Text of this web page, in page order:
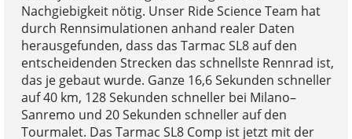
Nachgiebigkeit nötig. Unser Ride Science Team hat
durch Rennsimulationen anhand realer Daten
herausgefunden, dass das Tarmac SL8 auf den
entscheidenden Strecken das schnellste Rennrad ist,
das je gebaut wurde. Ganze 16,6 Sekunden schneller
auf 40 km, 128 Sekunden schneller bei Milano–
Sanremo und 20 Sekunden schneller auf den
Tourmalet. Das Tarmac SL8 Comp ist jetzt mit der